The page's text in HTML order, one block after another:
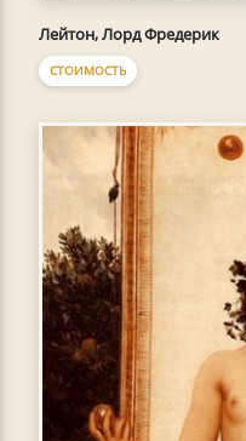
Лейтон, Лорд Фредерик
СТОИМОСТЬ